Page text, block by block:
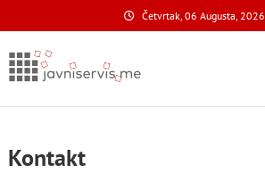
to
content
Četvrtak, 06 Augusta, 2026
Javni Servis
Kontakt